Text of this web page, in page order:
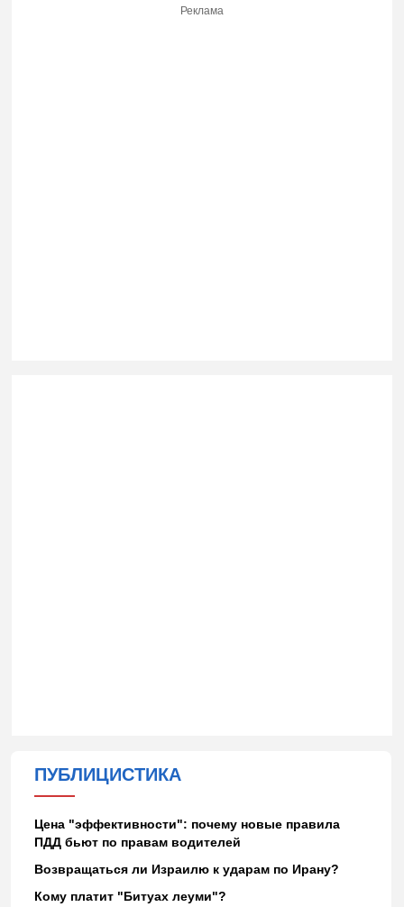
Реклама
ПУБЛИЦИСТИКА
Цена "эффективности": почему новые правила
ПДД бьют по правам водителей
Возвращаться ли Израилю к ударам по Ирану?
Кому платит "Битуах леуми"?